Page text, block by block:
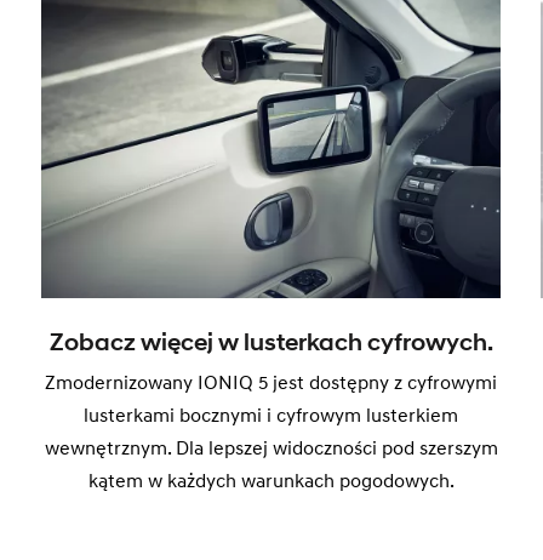
Zobacz więcej w lusterkach cyfrowych.
Zmodernizowany IONIQ 5 jest dostępny z cyfrowymi
lusterkami bocznymi i cyfrowym lusterkiem
wewnętrznym. Dla lepszej widoczności pod szerszym
kątem w każdych warunkach pogodowych.